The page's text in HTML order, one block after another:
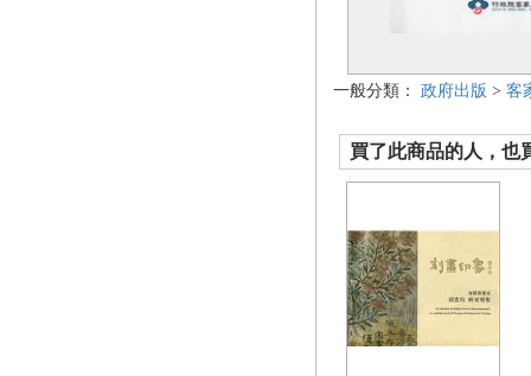
一般分類： 政府出版 > 客
買了此商品的人，也